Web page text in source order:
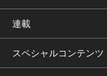
連載
スペシャルコンテンツ